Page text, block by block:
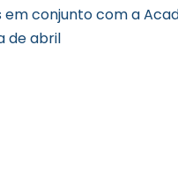
em conjunto com a
de abril